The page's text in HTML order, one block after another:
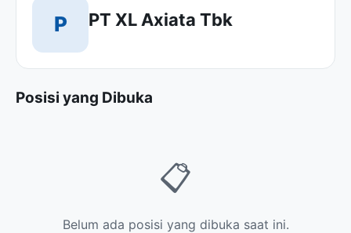
P PT XL Axiata Tbk
Posisi yang Dibuka
📋
Belum ada posisi yang dibuka saat ini.